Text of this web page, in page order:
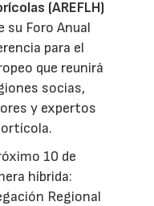
(AREFLH)
su Foro Anual
para el
que reunirá
socias,
y expertos
10 de
híbrida:
Regional